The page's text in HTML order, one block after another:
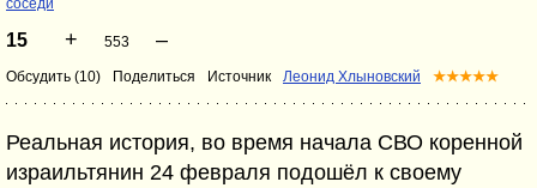
соседи
15 + 553 –
Обсудить (10) Поделиться Источник Леонид Хлыновский ★★★★★
Реальная история, во время начала СВО коренной
израильтянин 24 февраля подошёл к своему